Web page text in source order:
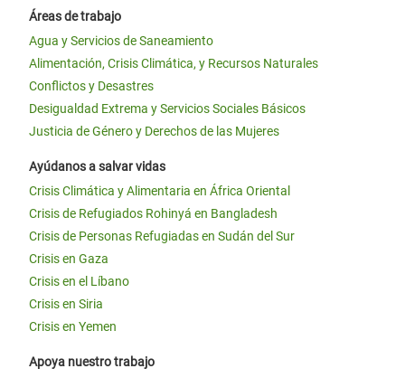
Áreas de trabajo
Agua y Servicios de Saneamiento
Alimentación, Crisis Climática, y Recursos Naturales
Conflictos y Desastres
Desigualdad Extrema y Servicios Sociales Básicos
Justicia de Género y Derechos de las Mujeres
Ayúdanos a salvar vidas
Crisis Climática y Alimentaria en África Oriental
Crisis de Refugiados Rohinyá en Bangladesh
Crisis de Personas Refugiadas en Sudán del Sur
Crisis en Gaza
Crisis en el Líbano
Crisis en Siria
Crisis en Yemen
Apoya nuestro trabajo